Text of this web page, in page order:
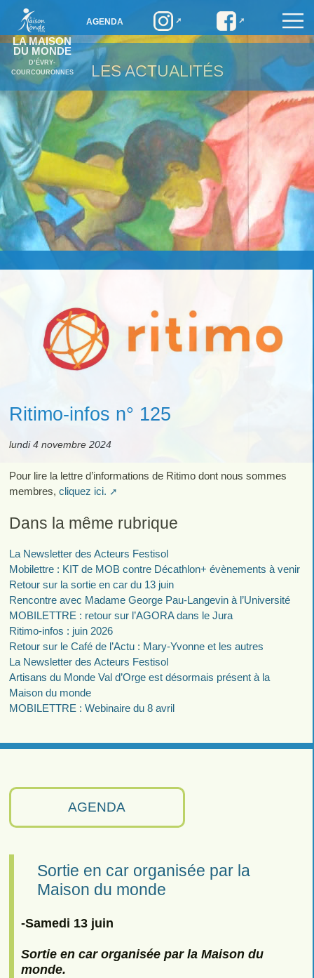
LA MAISON
DU MONDE
D’ÉVRY-
COURCOURONNES
AGENDA
LES ACTUALITÉS
AGENDA
Sortie en car organisée par la
Maison du monde
-Samedi 13 juin
Sortie en car organisée par la Maison du
monde.
Ritimo-infos n° 125
lundi 4 novembre 2024
Pour lire la lettre d’informations de Ritimo dont nous sommes
membres, cliquez ici.
Dans la même rubrique
La Newsletter des Acteurs Festisol
Mobilettre : KIT de MOB contre Décathlon+ évènements à venir
Retour sur la sortie en car du 13 juin
Rencontre avec Madame George Pau-Langevin à l’Université
MOBILETTRE : retour sur l’AGORA dans le Jura
Ritimo-infos : juin 2026
Retour sur le Café de l’Actu : Mary-Yvonne et les autres
La Newsletter des Acteurs Festisol
Artisans du Monde Val d’Orge est désormais présent à la
Maison du monde
MOBILETTRE : Webinaire du 8 avril